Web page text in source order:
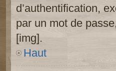
d’authentification,
par un mot de
[img].
Haut